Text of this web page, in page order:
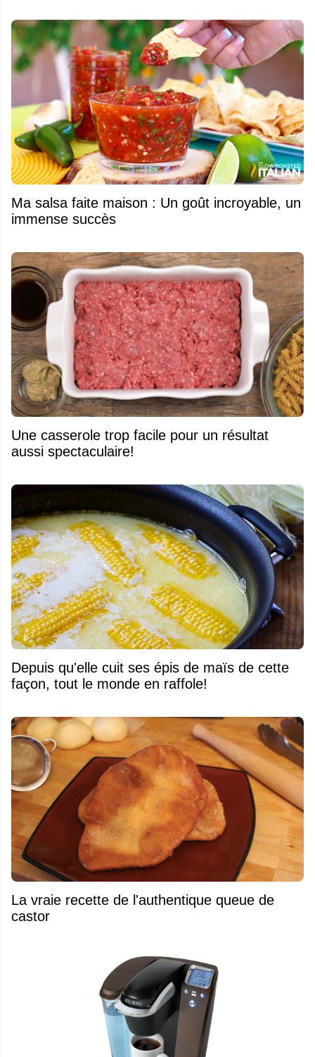
Ma salsa faite maison : Un goût incroyable, un
immense succès
Une casserole trop facile pour un résultat
aussi spectaculaire!
Depuis qu'elle cuit ses épis de maïs de cette
façon, tout le monde en raffole!
La vraie recette de l'authentique queue de
castor